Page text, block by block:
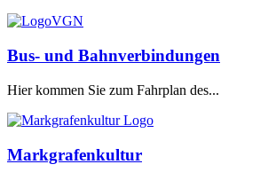
Bus- und Bahnverbindungen
Hier kommen Sie zum Fahrplan des...
Markgrafenkultur